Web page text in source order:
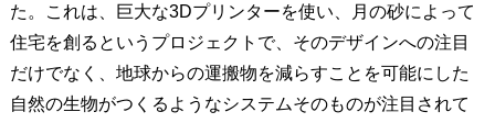
た。これは、巨大な3Dプリンターを使い、月の砂によって
住宅を創るというプロジェクトで、そのデザインへの注目
だけでなく、地球からの運搬物を減らすことを可能にした
自然の生物がつくるようなシステムそのものが注目されて